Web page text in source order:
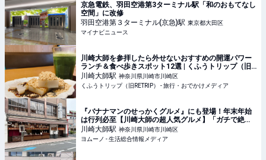
京急電鉄、羽田空港第3ターミナル駅「和のおもてなし
空間」に改修
羽田空港第３ターミナル(京急)駅 東京都大田区
マイナビニュース
川崎大師を参拝したら外せないおすすめの開運パワー
ランチ＆食べ歩きスポット12選 | くふうトリップ（旧
RETRIP）
川崎大師駅 神奈川県川崎市川崎区
くふうトリップ（旧RETRIP） - 旅行・おでかけメディア
『バナナマンのせっかくグルメ』にも登場！年末年始
は行列必至【川崎大師の超人気グルメ】「ガチで絶
品…」「Snow Man効果で爆売れ」 | ヨムーノ
川崎大師駅 神奈川県川崎市川崎区
ヨムーノ - 生活総合情報メディア